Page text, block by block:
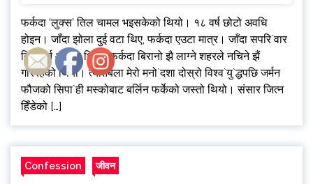
फर्कदा ‘लुक्स’ तिल चामल भइसकेको थियो। १८ वर्ष छोटो अवधि
होइन। जाँदा झोला दुई वटा थिए, फर्कदा एउटा मात्र। जाँदा सपरि`वार
बिदा गर्न आएका थिए। फर्कदा बिरानो झै लाग्ने शहरले नचिने झैं
गरिरहेको थियो। त्यतिबेला मेरो मनो`दशा दोस्रो विश्व`यु`द्धपछि जर्मन
फौजको सिपा`ही मस्कोबाट बर्लिन फर्केको जस्तो थियो। संसार जित्न
हिँडेको […]
Confession जीवन